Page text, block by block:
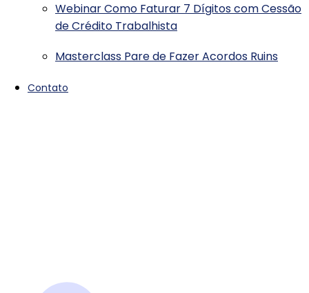
Webinar Como Faturar 7 Dígitos com Cessão
de Crédito Trabalhista
Masterclass Pare de Fazer Acordos Ruins
Contato